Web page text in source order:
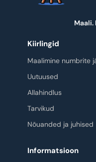
Maali.
Kiirlingid
Maalimine numbrite
Uutuused
Allahindlus
Tarvikud
Nõuanded ja juhised
Informatsioon